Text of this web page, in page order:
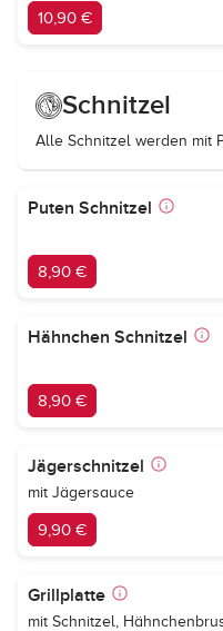
10,90 €
Schnitzel
Alle Schnitzel werden mit
Puten Schnitzel
8,90 €
Hähnchen Schnitzel
8,90 €
Jägerschnitzel
mit Jägersauce
9,90 €
Grillplatte
mit Schnitzel,